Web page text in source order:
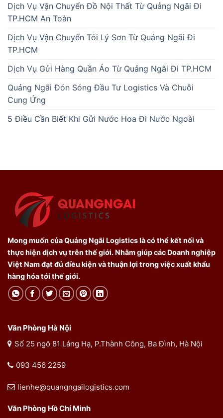
Dịch Vụ Vận Chuyển Đồ Nội Thất Từ Quảng Ngãi Đi
TP.HCM An Toàn
Dịch Vụ Vận Chuyển Tỏi Lý Sơn Từ Quảng Ngãi Đi
TP.HCM
Dịch Vụ Gửi Hàng Quần Áo Từ Quảng Ngãi Đi TP.HCM
Quảng Ngãi Đón Sóng Đầu Tư Logistics Và Chuỗi
Cung Ứng
5 Điều Cần Biết Khi Gửi Nước Hoa Đi Nước Ngoài
Mong muốn của Quảng Ngãi Logistics là có thể kết nối và
thực hiện dịch vụ trên thế giới. Nhằm giúp các Doanh nghiệp
Việt Nam đạt đủ điều kiện và thuận lợi trong việc xuất khẩu
hàng hóa tới thế giới.
Văn Phòng Hà Nội
Số 25 ngõ 81 Láng Hạ, P.Thành Công, Ba Đình, Hà Nội
093 456 2259
lienhe@quangngailogistics.com
Văn Phòng Hồ Chí Minh